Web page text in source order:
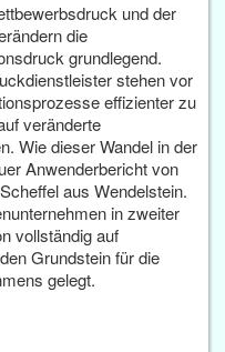
und der
die
grundlegend.
stehen vor
effizienter zu
veränderte
Wie dieser Wandel in der
Anwenderbericht von
aus Wendelstein.
in zweiter
vollständig auf
Grundstein für die
gelegt.